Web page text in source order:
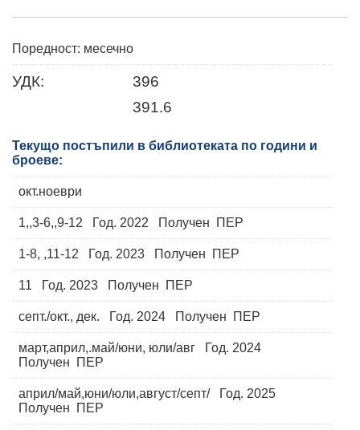
Поредност: месечно
УДК:
396
391.6
Текущо постъпили в библиотеката по години и
броеве:
окт.ноеври
1,,3-6,,9-12 Год. 2022 Получен ПЕР
1-8, ,11-12 Год. 2023 Получен ПЕР
11 Год. 2023 Получен ПЕР
септ./окт., дек. Год. 2024 Получен ПЕР
март,април,.май/юни, юли/авг Год. 2024
Получен ПЕР
април/май,юни/юли,август/септ/ Год. 2025
Получен ПЕР